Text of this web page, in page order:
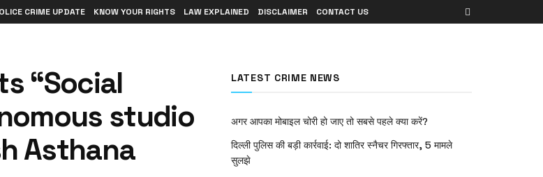
CRIME UPDATE KNOW YOUR RIGHTS LAW EXPLAINED DISCLAIMER CONTACT US
“Social
studio
Asthana
LATEST CRIME NEWS
अगर आपका मोबाइल चोरी हो जाए तो सबसे पहले क्या करें?
दिल्ली पुलिस की बड़ी कार्रवाई: दो शातिर स्नैचर गिरफ्तार, 5 मामले
सुलझे